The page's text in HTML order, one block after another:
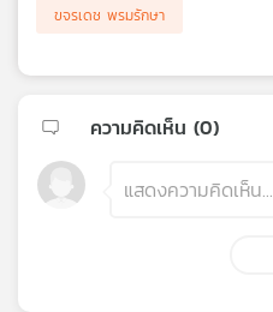
ขจรเดช พรมรักษา
ความคิดเห็น (0)